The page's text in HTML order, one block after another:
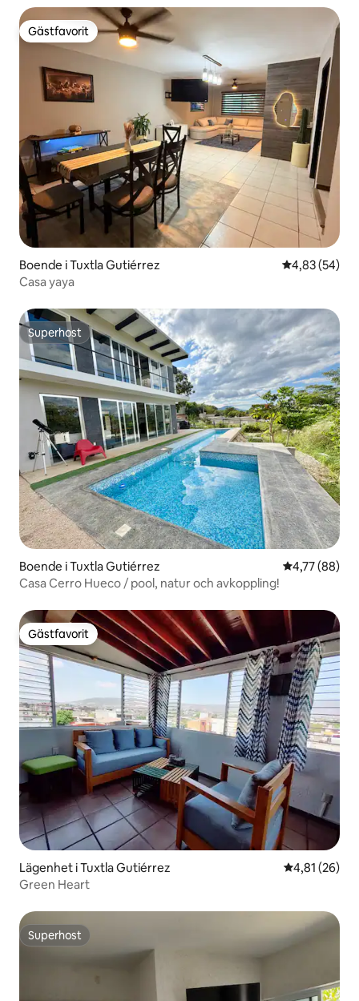
Gästfavorit
Gästfavorit
Boende i Tuxtla Gutiérrez 4,83 av 5 i
4,83 (54)
Casa yaya
Superhost
Superhost
Boende i Tuxtla Gutiérrez 4,77 av 5 i
4,77 (88)
Casa Cerro Hueco / pool, natur och avkoppling!
Gästfavorit
Gästfavorit
Lägenhet i Tuxtla Gutiérrez 4,81 av 5 i
4,81 (26)
Green Heart
Superhost
Superhost